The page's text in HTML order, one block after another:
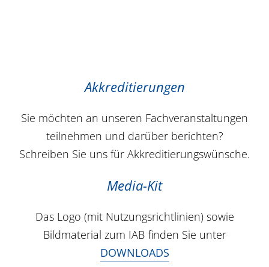
Akkreditierungen
Sie möchten an unseren Fachveranstaltungen
teilnehmen und darüber berichten?
Schreiben Sie uns für Akkreditierungswünsche.
Media-Kit
Das Logo (mit Nutzungsrichtlinien) sowie
Bildmaterial zum IAB finden Sie unter
DOWNLOADS